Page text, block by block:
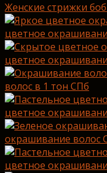
Женские стрижки
цветное
цветное
волос в 1 тон СПб
цветное
окрашивание волос
цветное